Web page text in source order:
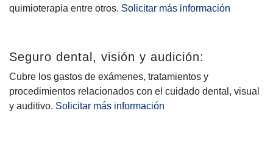
quimioterapia entre otros. Solicitar más información
Seguro dental, visión y audición:
Cubre los gastos de exámenes, tratamientos y
procedimientos relacionados con el cuidado dental, visual
y auditivo. Solicitar más información